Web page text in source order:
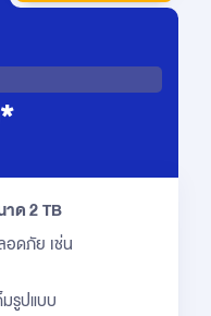
ด 2 TB
อดภัย เช่น
รูปแบบ